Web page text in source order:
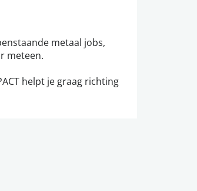
metaal jobs,
meteen.
helpt je graag richting